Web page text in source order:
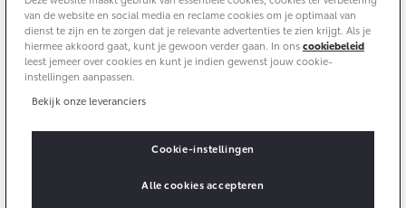
Aircoservice
Vakantiecheck
Hybride zekerheidscontrole
Toyota handleidingen
Toyota Service Documentatie (SIL)
Contact en route
Originele Toyota accessoires maken je Toyota nog
mooier, persoonlijker en functioneler. Alle accessoires
omstandigheden. Hierdoor zijn kwaliteit en
betrouwbaarheid in alle situaties gegarandeerd. Toyota
heeft een divers aanbod accessoires voor elk model
van de website en social media en reclame cookies om je optimaal van
dienst te zijn en te zorgen dat je relevante advertenties te zien krijgt. Als je
hiermee akkoord gaat, kunt je gewoon verder gaan. In onscookiebeleid
leest jemeer over cookies en kunt je indien gewenst jouw cookie-
instellingen aanpassen.
Bekijk onze leveranciers
Cookie-instellingen
Alle cookies accepteren